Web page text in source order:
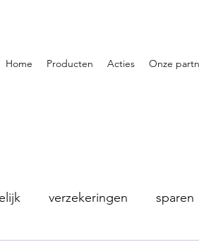
Home Producten Acties Onze
verzekeringen sparen